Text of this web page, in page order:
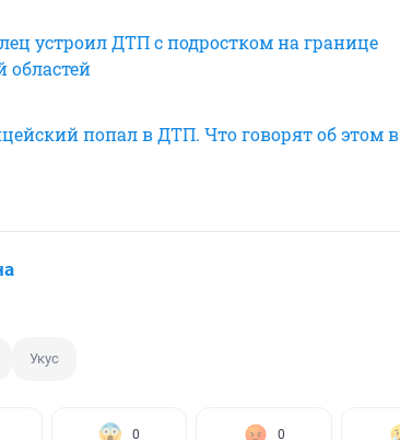
устроил ДТП с подростком на границе
областей
попал в ДТП. Что говорят об этом в
Укус
0 0